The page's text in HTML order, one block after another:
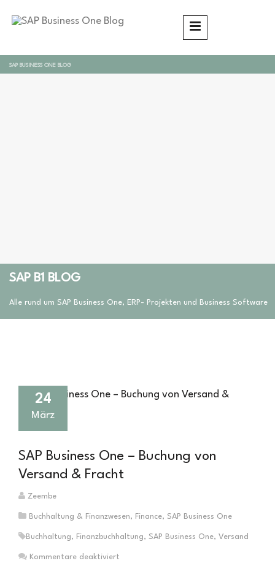
SAP BUSINESS ONE BLOG
SAP B1 BLOG
Alle rund um SAP Business One, ERP- Projekten und Business Software
24
März
SAP Business One – Buchung von
Versand & Fracht
Zeembe
Buchhaltung & Finanzwesen, Finance, SAP Business One
Buchhaltung, Finanzbuchhaltung, SAP Business One, Versand
Kommentare deaktiviert